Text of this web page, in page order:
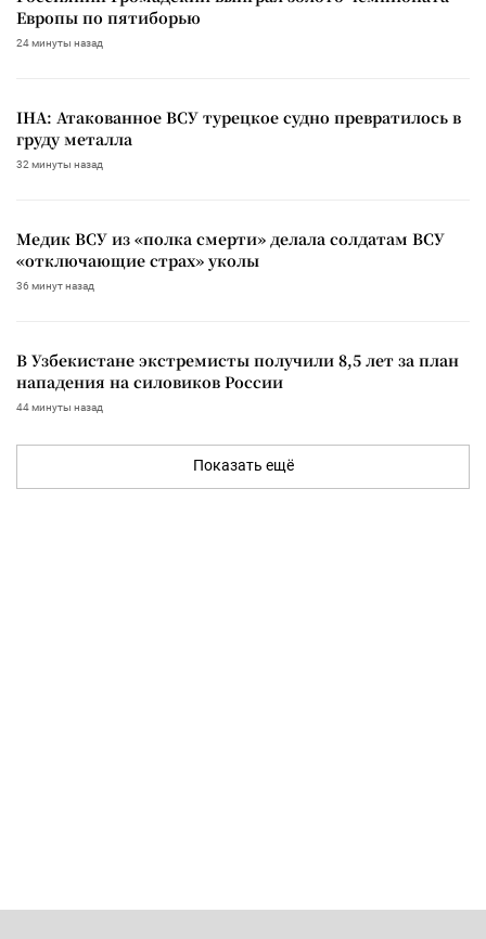
Европы по пятиборью
24 минуты назад
IHA: Атакованное ВСУ турецкое судно превратилось в
груду металла
32 минуты назад
Медик ВСУ из «полка смерти» делала солдатам ВСУ
«отключающие страх» уколы
36 минут назад
В Узбекистане экстремисты получили 8,5 лет за план
нападения на силовиков России
44 минуты назад
Показать ещё